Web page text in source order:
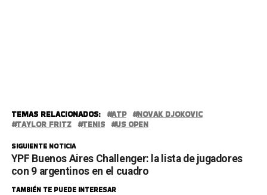
TEMAS RELACIONADOS: ATP
NOVAK DJOKOVIC
TAYLOR FRITZ
TENIS US OPEN
SIGUIENTE NOTICIA
YPF Buenos Aires Challenger: la lista de jugadores
con 9 argentinos en el cuadro
TAMBIÉN TE PUEDE INTERESAR